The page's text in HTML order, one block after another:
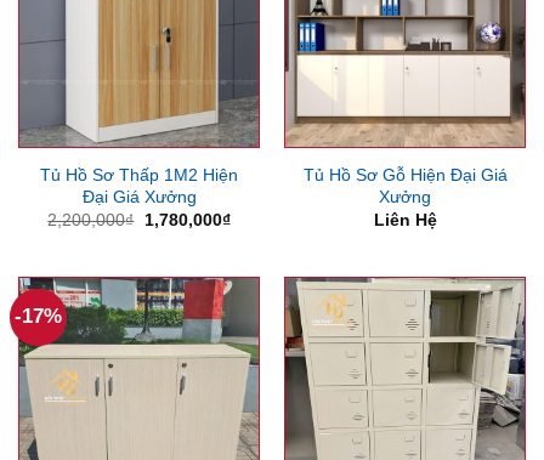
Tủ Hồ Sơ Thấp 1M2 Hiện
Đại Giá Xưởng
2,200,000₫
Giá
1,780,000₫Giá
1,780,000₫.
Tủ Hồ Sơ Gỗ Hiện Đại Giá
Xưởng
Liên Hệ
-17%